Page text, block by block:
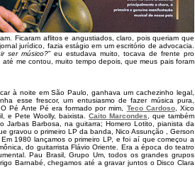
Ficaram aflitos e angustiados, claro, pois queriam que
jurídico, fazia estágio em um escritório de advocacia.
ser músico?” eu estudava muito, tocava de frente pro
me contou, muito tempo depois, que meus pais foram
à noite em São Paulo, ganhava um cachezinho legal,
esse frescor, um entusiasmo de fazer música pura,
Pé Ante Pé era formado por mim, Teco Cardoso, Xico
e Pete Woolly, baixista.Caito Marcondes
, que também
Barbosa, na guitarra; Homero Lotito, pianista da
gravou o primeiro LP da banda, Nico Assunção , Gerson
1980 lançamos o primeiro LP, e foi aí que começou a
do guitarrista Flávio Oriente. Era a época do teatro
Pau Brasil, Grupo Um, todos os grandes grupos
Barnabé, chegamos até a gravar juntos o Disco Clara